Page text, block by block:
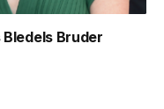
Bruder